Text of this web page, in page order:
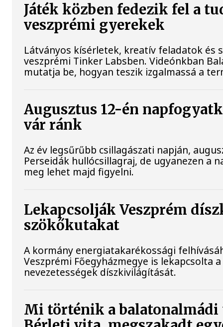
Játék közben fedezik fel a
veszprémi gyerekek
Látványos kísérletek, kreatív feladatok és
veszprémi Tinker Labsben. Videónkban
mutatja be, hogyan teszik izgalmassá a
Augusztus 12-én
vár ránk
Az év legsűrűbb csillagászati napján,
Perseidák hullócsillagraj, de ugyanezen a
meg lehet majd figyelni.
Lekapcsolják Veszprém
szökőkutakat
A kormány energiatakarékossági
Veszprémi Főegyházmegye is lekapcsolta
nevezetességek díszkivilágítását.
Mi történik a